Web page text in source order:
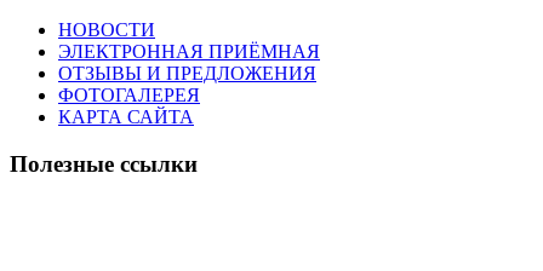
НОВОСТИ
ЭЛЕКТРОННАЯ ПРИЁМНАЯ
ОТЗЫВЫ И ПРЕДЛОЖЕНИЯ
ФОТОГАЛЕРЕЯ
КАРТА САЙТА
Полезные ссылки